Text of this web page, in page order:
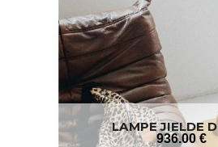
LAMPE JIELDE
936.00 €